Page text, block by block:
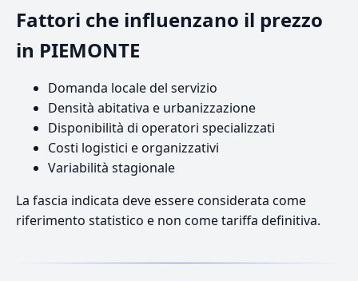
Fattori che influenzano il prezzo
in PIEMONTE
Domanda locale del servizio
Densità abitativa e urbanizzazione
Disponibilità di operatori specializzati
Costi logistici e organizzativi
Variabilità stagionale
La fascia indicata deve essere considerata come
riferimento statistico e non come tariffa definitiva.